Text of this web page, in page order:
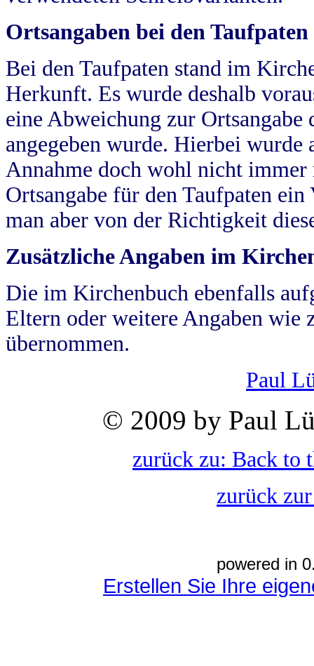
Ortsangaben bei den Taufpaten
Bei den Taufpaten stand im
Herkunft. Es wurde deshalb
eine Abweichung zur
angegeben wurde. Hierbei wurde
Annahme doch wohl nicht
Ortsangabe für den Taufpaten
man aber von der Richtigkeit
Zusätzliche Angaben im
Die im Kirchenbuch ebenfalls
Eltern oder weitere Angaben wie
übernommen.
Paul
© 2009 by Paul
zurück zu: Back to
zurück
powered in
Erstellen Sie Ihre